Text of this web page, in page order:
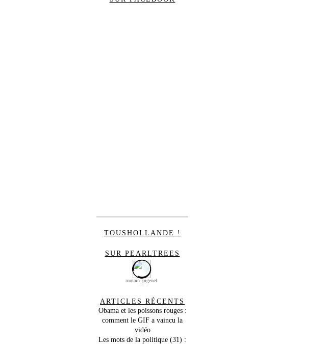
TOUSHOLLANDE !
SUR PEARLTREES
romain_pigenel
ARTICLES RÉCENTS
Obama et les poissons rouges :
comment le GIF a vaincu la
vidéo
Les mots de la politique (31) :